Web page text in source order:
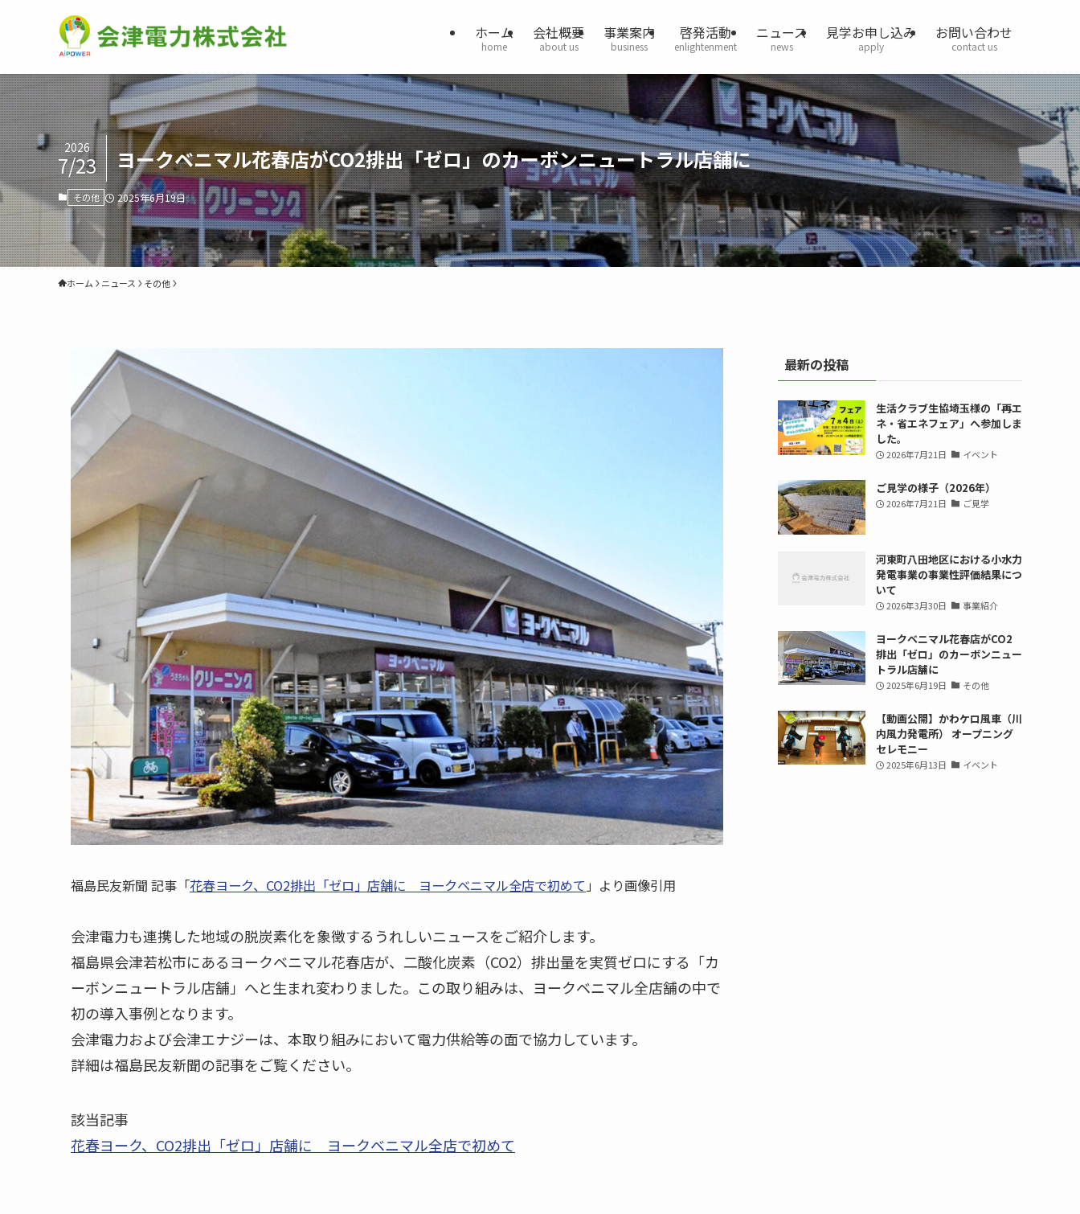
ホーム
home
会社概要
about us
事業案内
business
啓発活動
enlightenment
ニュース
news
見学お申し込み
apply
お問い合わせ
contact us
ヨークベニマル花春店がCO2排出「ゼロ」のカーボンニュートラル店舗に
2026
7/23
その他 2025年6月19日
ホーム ニュース その他
福島民友新聞 記事「花春ヨーク、CO2排出「ゼロ」店舗に ヨークベニマル全店で初めて 」より画像引用
会津電力も連携した地域の脱炭素化を象徴するうれしいニュースをご紹介します。
福島県会津若松市にあるヨークベニマル花春店が、二酸化炭素（CO2）排出量を実質ゼロにする「カ
ーボンニュートラル店舗」へと生まれ変わりました。この取り組みは、ヨークベニマル全店舗の中で
初の導入事例となります。
会津電力および会津エナジーは、本取り組みにおいて電力供給等の面で協力しています。
詳細は福島民友新聞の記事をご覧ください。
該当記事
花春ヨーク、CO2排出「ゼロ」店舗に ヨークベニマル全店で初めて
最新の投稿
生活クラブ生協埼玉様の「再エ
ネ・省エネフェア」へ参加しま
した。
2026年7月21日 イベント
ご見学の様子（2026年）
2026年7月21日 ご見学
河東町八田地区における小水力
発電事業の事業性評価結果につ
いて
2026年3月30日 事業紹介
ヨークベニマル花春店がCO2
排出「ゼロ」のカーボンニュー
トラル店舗に
2025年6月19日 その他
【動画公開】かわケロ風車（川
内風力発電所） オープニング
セレモニー
2025年6月13日 イベント